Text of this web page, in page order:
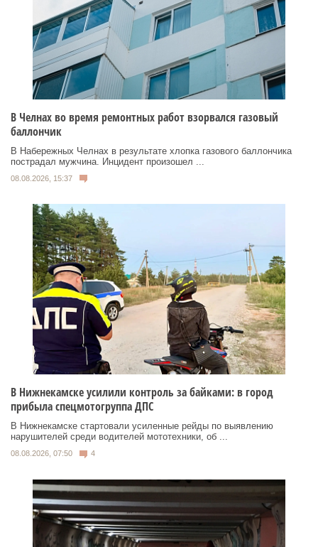
В Челнах во время ремонтных работ взорвался газовый
баллончик
В Набережных Челнах в результате хлопка газового баллончика
пострадал мужчина. Инцидент произошел ...
08.08.2026, 15:37
В Нижнекамске усилили контроль за байками: в город
прибыла спецмотогруппа ДПС
В Нижнекамске стартовали усиленные рейды по выявлению
нарушителей среди водителей мототехники, об ...
08.08.2026, 07:50 4